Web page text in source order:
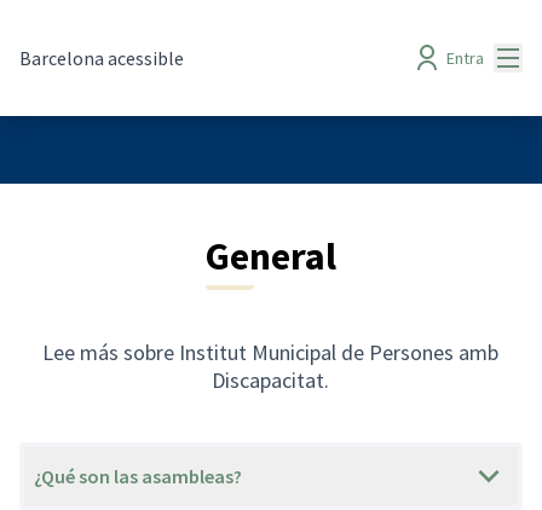
Barcelona acessible Entra
General
Lee más sobre Institut Municipal de Persones amb
Discapacitat.
¿Qué son las asambleas?